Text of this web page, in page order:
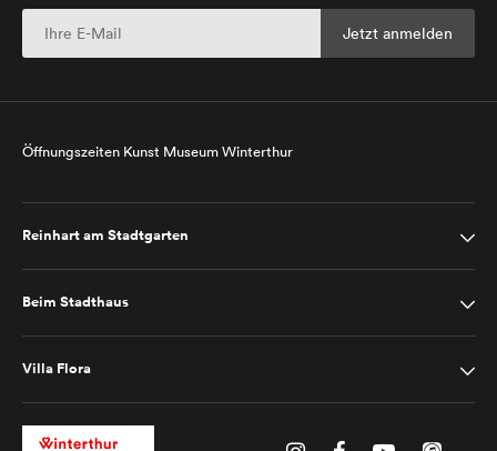
Öffnungszeiten Kunst Museum Winterthur
Reinhart am Stadtgarten
Beim Stadthaus
Villa Flora